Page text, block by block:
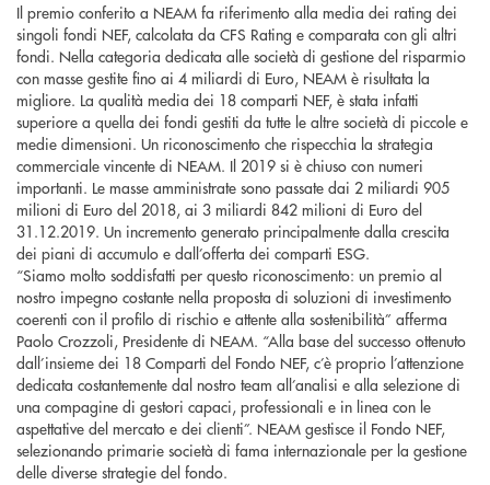
Il premio conferito a NEAM fa riferimento alla media dei rating dei
singoli fondi NEF, calcolata da CFS Rating e comparata con gli altri
fondi. Nella categoria dedicata alle società di gestione del risparmio
con masse gestite fino ai 4 miliardi di Euro, NEAM è risultata la
migliore. La qualità media dei 18 comparti NEF, è stata infatti
superiore a quella dei fondi gestiti da tutte le altre società di piccole e
medie dimensioni. Un riconoscimento che rispecchia la strategia
commerciale vincente di NEAM. Il 2019 si è chiuso con numeri
importanti. Le masse amministrate sono passate dai 2 miliardi 905
milioni di Euro del 2018, ai 3 miliardi 842 milioni di Euro del
31.12.2019. Un incremento generato principalmente dalla crescita
dei piani di accumulo e dall’offerta dei comparti ESG.
“Siamo molto soddisfatti per questo riconoscimento: un premio al
nostro impegno costante nella proposta di soluzioni di investimento
coerenti con il profilo di rischio e attente alla sostenibilità” afferma
Paolo Crozzoli, Presidente di NEAM. “Alla base del successo ottenuto
dall’insieme dei 18 Comparti del Fondo NEF, c’è proprio l’attenzione
dedicata costantemente dal nostro team all’analisi e alla selezione di
una compagine di gestori capaci, professionali e in linea con le
aspettative del mercato e dei clienti”. NEAM gestisce il Fondo NEF,
selezionando primarie società di fama internazionale per la gestione
delle diverse strategie del fondo.